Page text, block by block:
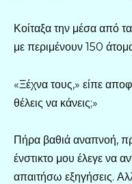
Κοίταξα την μέσα από
με περιμένουν 150
«Ξέχνα τους,» είπε
θέλεις να κάνεις;»
Πήρα βαθιά αναπνοή,
ένστικτο μου έλεγε να
απαιτήσω εξηγήσεις.